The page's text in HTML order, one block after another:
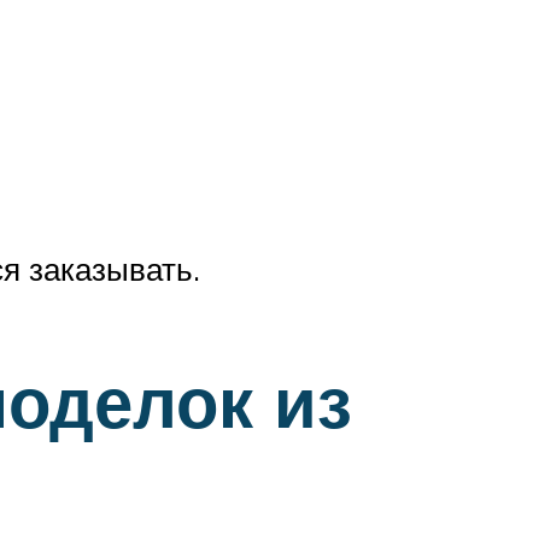
заказывать.
из